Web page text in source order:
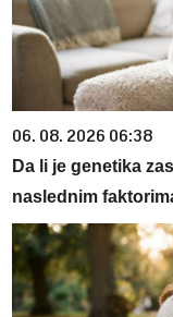
06. 08. 2026 06:38
Da li je genetika
naslednim